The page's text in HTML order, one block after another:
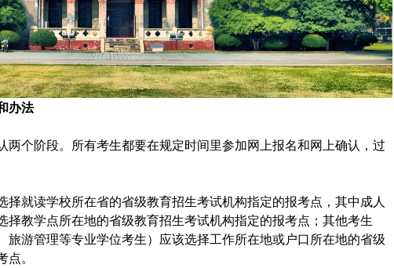
办法
两个阶段。所有考生都要在规定时间里参加网上报名和网上确认，过
择就读学校所在省的省级教育招生考试机构指定的报考点，其中成人
择教学点所在地的省级教育招生考试机构指定的报考点；其他考生
旅游管理等专业学位考生）应该选择工作所在地或户口所在地的省级
。